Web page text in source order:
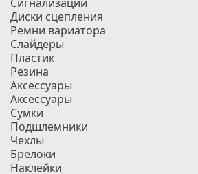
Диски сцепления
Ремни вариатора
Слайдеры
Пластик
Резина
Аксессуары
Аксессуары
Сумки
Подшлемники
Чехлы
Брелоки
Наклейки